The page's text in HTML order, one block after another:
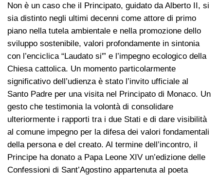
Non è un caso che il Principato, guidato da Alberto II, si
sia distinto negli ultimi decenni come attore di primo
piano nella tutela ambientale e nella promozione dello
sviluppo sostenibile, valori profondamente in sintonia
con l’enciclica “Laudato si'” e l’impegno ecologico della
Chiesa cattolica. Un momento particolarmente
significativo dell’udienza è stato l’invito ufficiale al
Santo Padre per una visita nel Principato di Monaco. Un
gesto che testimonia la volontà di consolidare
ulteriormente i rapporti tra i due Stati e di dare visibilità
al comune impegno per la difesa dei valori fondamentali
della persona e del creato. Al termine dell’incontro, il
Principe ha donato a Papa Leone XIV un’edizione delle
Confessioni di Sant’Agostino appartenuta al poeta